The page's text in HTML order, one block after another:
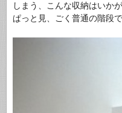
しまう、こんな収納はいか
ぱっと見、ごく普通の階段で